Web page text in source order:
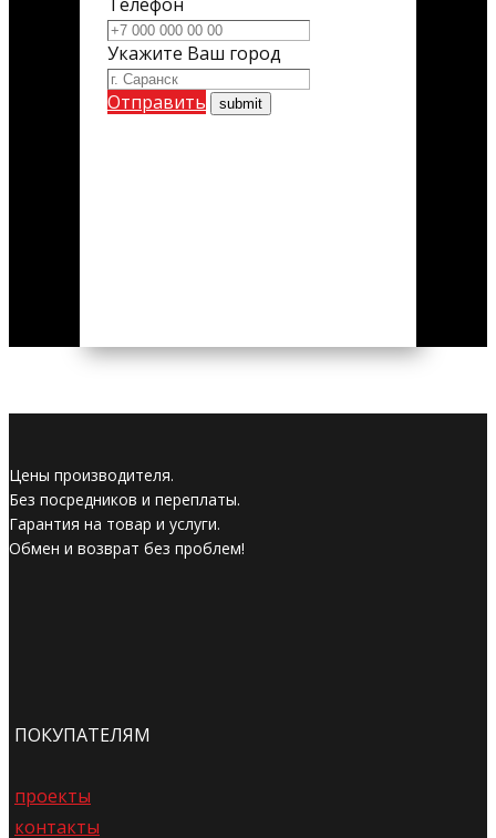
Укажите Ваш город
Отправить
Цены производителя.
Без посредников и переплаты.
Гарантия на товар и услуги.
Обмен и возврат без проблем!
ПОКУПАТЕЛЯМ
проекты
контакты